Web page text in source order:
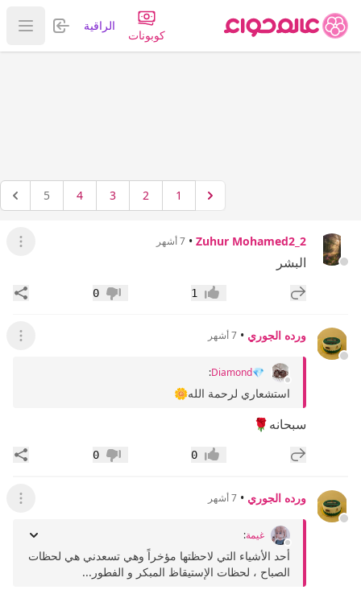
كوبونات
الراقية تسجيل
عرض
1
2
3
4
5
Zuhur Mohamed2_2
• 7 أشهر عرض
البشر
إضافة رد جديد إعجاب1 عدم إعجاب
0
ورده الجوري • 7 أشهر عرض
💎Diamond
:
استشعاري لرحمة الله🌼
سبحانه🌹
إضافة رد جديد إعجاب0 عدم إعجاب
0
ورده الجوري • 7 أشهر عرض
غيمة:
أحد الأشياء التي لاحظتها مؤخراً وهي تسعدني هي لحظات
الصباح ، لحظات الإستيقاظ المبكر و الفطور...